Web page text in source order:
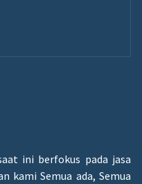
ini berfokus pada jasa
kami Semua ada, Semua